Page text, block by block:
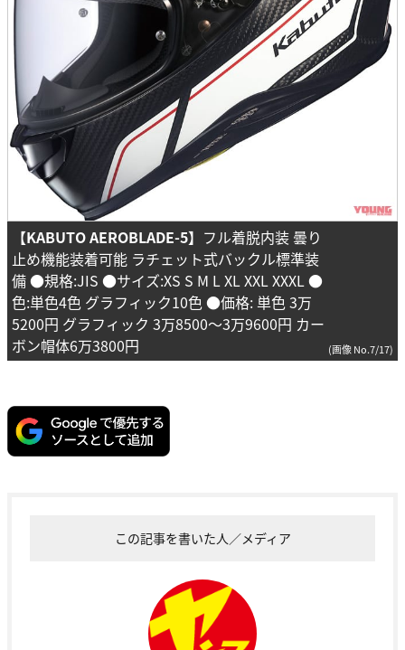
【KABUTO AEROBLADE-5】 フル着脱内装 曇り
止め機能装着可能 ラチェット式バックル標準装
備 ●規格:JIS ●サイズ:XS S M L XL XXL XXXL ●
色:単色4色 グラフィック10色 ●価格: 単色 3万
5200円 グラフィック 3万8500～3万9600円 カー
ボン帽体6万3800円
(画像 No.7/17)
この記事を書いた人／メディア